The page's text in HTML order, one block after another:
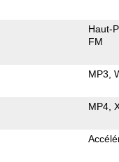
Haut-
FM
MP3
MP4